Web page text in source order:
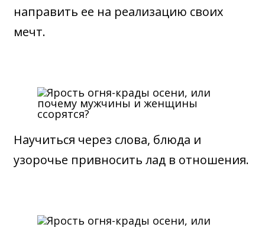
направить ее на реализацию своих
мечт.
Научиться через слова, блюда и
узорочье привносить лад в отношения.